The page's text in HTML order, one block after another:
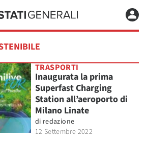
TRASPORTI
Inaugurata la prima
Superfast Charging
Station all’aeroporto di
Milano Linate
di redazione
12 Settembre 2022